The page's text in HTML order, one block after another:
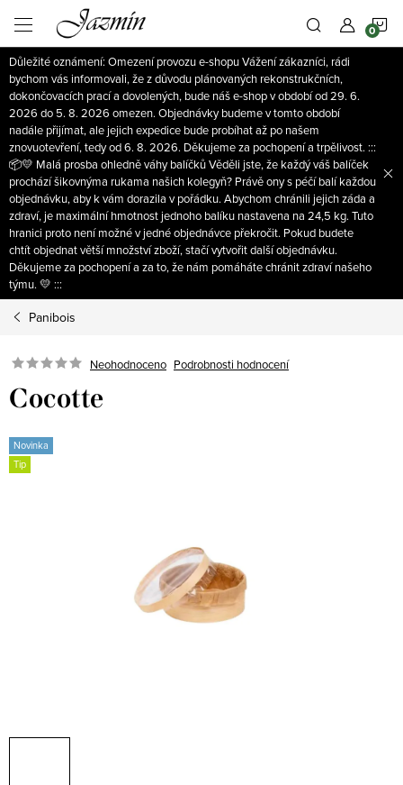
obsah
Důležité oznámení: Omezení provozu e-shopu Vážení zákazníci, rádi
bychom vás informovali, že z důvodu plánovaných rekonstrukčních,
dokončovacích prací a dovolených, bude náš e-shop v období od 29. 6.
2026 do 5. 8. 2026 omezen. Objednávky budeme v tomto období
nadále přijímat, ale jejich expedice bude probíhat až po našem
znovuotevření, tedy od 6. 8. 2026. Děkujeme za pochopení a trpělivost. :::
📦💛 Malá prosba ohledně váhy balíčků Věděli jste, že každý váš balíček
prochází šikovnýma rukama našich kolegyň? Právě ony s péčí balí každou
objednávku, aby k vám dorazila v pořádku. Abychom chránili jejich záda a
zdraví, je maximální hmotnost jednoho balíku nastavena na 24,5 kg. Tuto
hranici proto není možné v jedné objednávce překročit. Pokud budete
chtít objednat větší množství zboží, stačí vytvořit další objednávku.
Děkujeme za pochopení a za to, že nám pomáháte chránit zdraví našeho
týmu. 💛 :::
Panibois
Neohodnoceno Podrobnosti hodnocení
Cocotte
Novinka
Tip